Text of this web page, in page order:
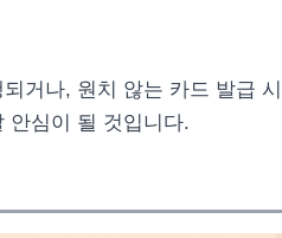
거나, 원치 않는 카드 발급
안심이 될 것입니다.